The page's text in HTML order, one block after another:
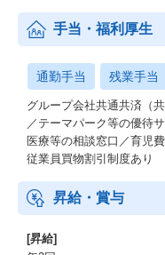
加えてアウトカム達成の
ザーリサーチなど、専門
それが生成AIとディープ
しきれなかったビジネス
能になりました。
私たちはAIを千載一遇の
き出すことが重要だと考え
今年はプロダクトマネジ
すが、AIのさらなる進化
るかもしれない。
そう感じており、来年度
ある「バイブネイティブ
手当・福利厚生
通勤手当 残業手当
グループ会社共通共済（
／テーマパーク等の優待
医療等の相談窓口／育児
従業員買物割引制度あり
昇給・賞与
[昇給]